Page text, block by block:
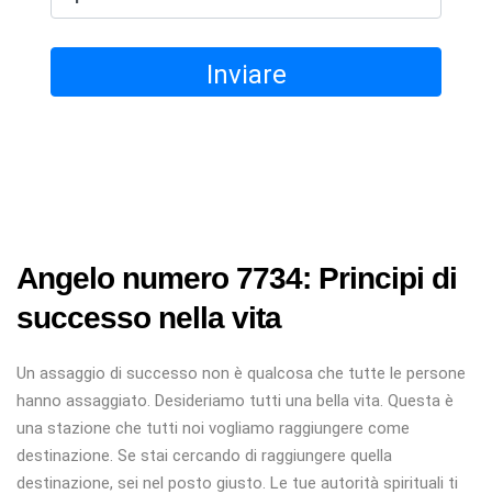
Inviare
Angelo numero 7734: Principi di
successo nella vita
Un assaggio di successo non è qualcosa che tutte le persone
hanno assaggiato. Desideriamo tutti una bella vita. Questa è
una stazione che tutti noi vogliamo raggiungere come
destinazione. Se stai cercando di raggiungere quella
destinazione, sei nel posto giusto. Le tue autorità spirituali ti